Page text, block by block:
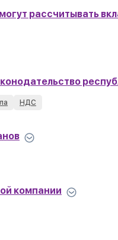
рассчитывать
НДС
компании